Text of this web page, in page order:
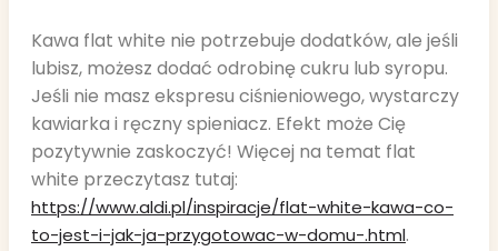
Kawa flat white nie potrzebuje dodatków, ale jeśli
lubisz, możesz dodać odrobinę cukru lub syropu.
Jeśli nie masz ekspresu ciśnieniowego, wystarczy
kawiarka i ręczny spieniacz. Efekt może Cię
pozytywnie zaskoczyć! Więcej na temat flat
white przeczytasz tutaj:
https://www.aldi.pl/inspiracje/flat-white-kawa-co-
to-jest-i-jak-ja-przygotowac-w-domu-.html.